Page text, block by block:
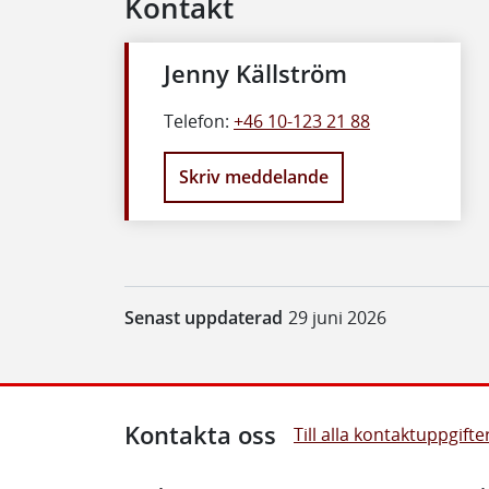
Kontakt
Jenny Källström
Telefon: +46 10-123 21 88
Skriv meddelande
Senast uppdaterad 29 juni 2026
Kontakta oss Till alla